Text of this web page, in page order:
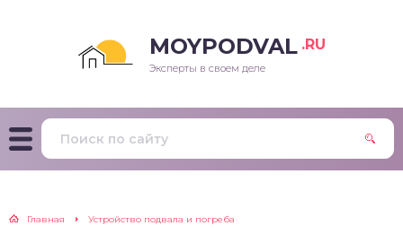
MOYPODVAL .RU
Эксперты в своем деле
Главная Устройство подвала и погреба